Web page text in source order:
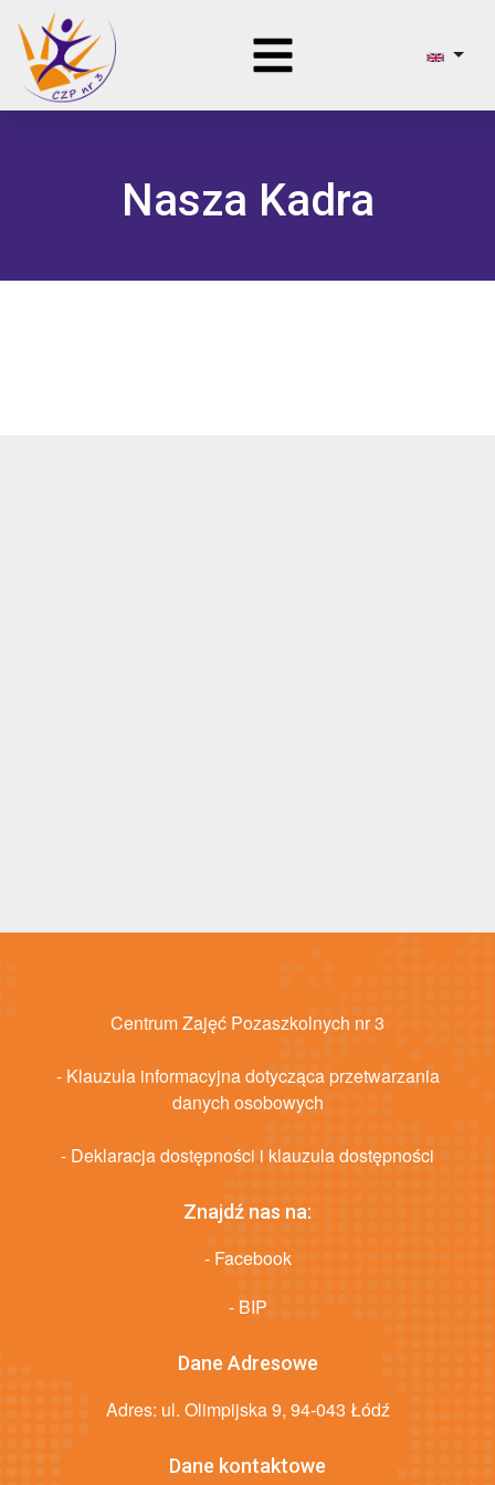
Nasza Kadra
Centrum Zajęć Pozaszkolnych nr 3
- Klauzula informacyjna dotycząca przetwarzania
danych osobowych
- Deklaracja dostępności i klauzula dostępności
Znajdź nas na:
- Facebook
- BIP
Dane Adresowe
Adres: ul. Olimpijska 9, 94-043 Łódź
Dane kontaktowe